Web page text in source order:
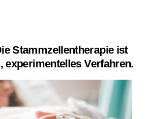
Stammzellentherapie ist
experimentelles Verfahren.